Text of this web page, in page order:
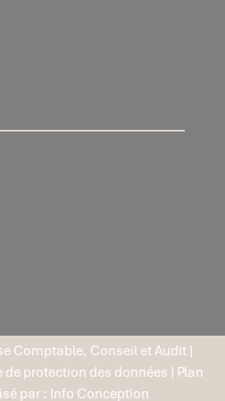
Comptable, Conseil et Audit |
de protection des données | Plan
par : Info Conception